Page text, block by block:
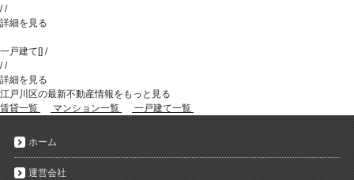
//
詳細を見る
一戸建て [] /
//
詳細を見る
江戸川区の最新不動産情報をもっと見る
賃貸一覧
マンション一覧 一戸建て一覧
ホーム
運営会社